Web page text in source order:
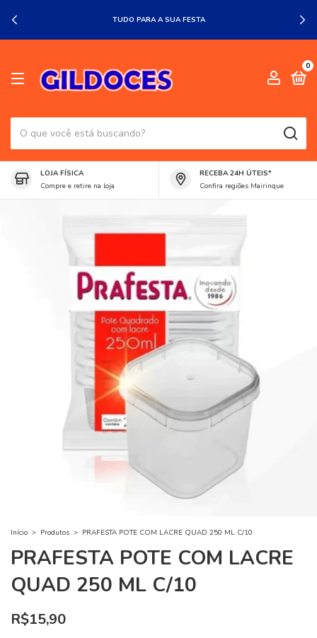
TUDO PARA A SUA FESTA
0
LOJA FÍSICA
Compre e retire na loja
RECEBA 24H ÚTEIS*
Confira regiões Mairinque
Início > Produtos > PRAFESTA POTE COM LACRE QUAD 250 ML C/10
PRAFESTA POTE COM LACRE
QUAD 250 ML C/10
R$15,90